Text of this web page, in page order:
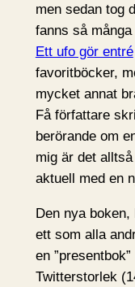
men sedan tog
fanns så
Ett ufo gör entré
favoritböcker,
mycket annat
Få författare
berörande om
mig är det
aktuell med en
Den nya
ett som alla
en
Twitterstorlek